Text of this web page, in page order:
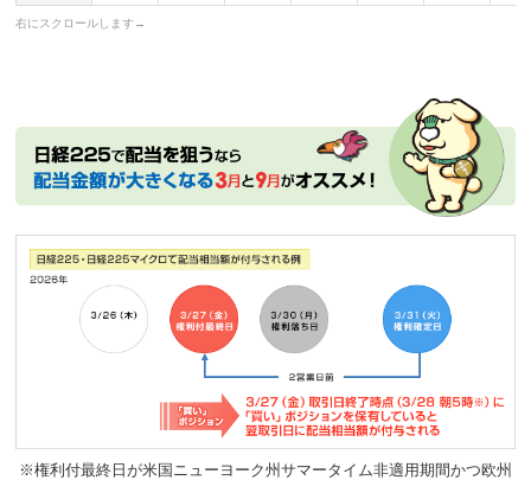
※権利付最終日が米国ニューヨーク州サマータイム非適用期間かつ欧州